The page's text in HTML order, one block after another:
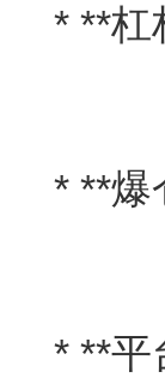
* **杠
* **爆
* **平